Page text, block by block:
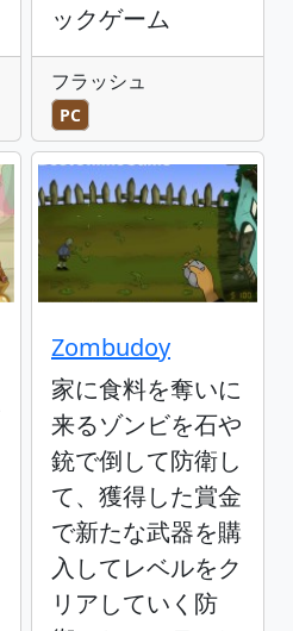
ックゲーム
フラッシュ
PC
Zombudoy
家に食料を奪いに
来るゾンビを石や
銃で倒して防衛し
て、獲得した賞金
で新たな武器を購
入してレベルをク
リアしていく防